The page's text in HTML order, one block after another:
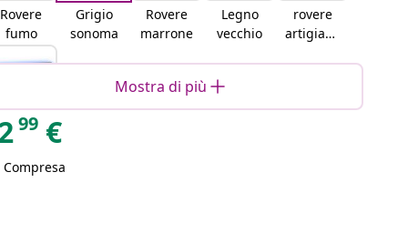
Rovere
fumo
Grigio
sonoma
Rovere
marrone
Legno
vecchio
rovere
artigiana
Rovere
Mostra di più
99 €
Compresa